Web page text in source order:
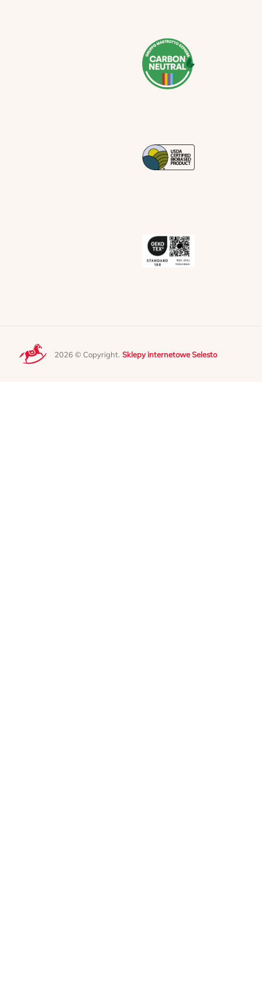
2026 © Copyright. Sklepy internetowe Selesto